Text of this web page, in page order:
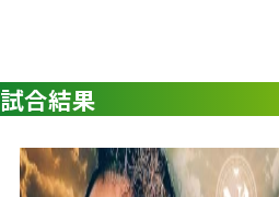
公
式
試合結果